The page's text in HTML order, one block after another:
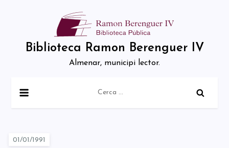
Biblioteca Ramon Berenguer IV
Almenar, municipi lector.